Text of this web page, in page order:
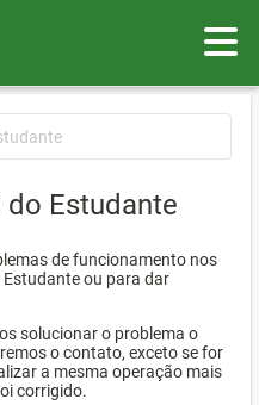
Estudante
de funcionamento nos
ou para dar
solucionar o problema o
o contato, exceto se for
a mesma operação mais
corrigido.